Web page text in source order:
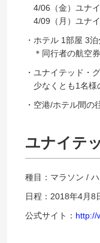
4/06（金）ユナ
4/09（月）ユナ
・ホテル 1部屋 3
＊同行者の航空
・ユナイテッド・
少なくとも1名様
・空港/ホテル間の
ユナイテ
種目：マラソン /
日程：2018年4月8
公式サイト： http://